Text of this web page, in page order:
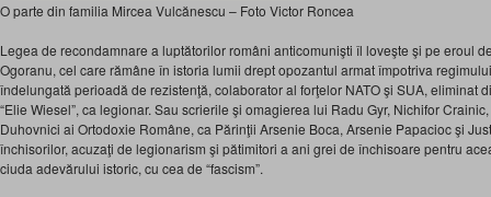
O parte din familia Mircea Vulcănescu – Foto Victor Roncea
Legea de recondamnare a luptătorilor români anticomunişti îl loveşte şi pe eroul
Ogoranu, cel care rămâne în istoria lumii drept opozantul armat împotriva
îndelungată perioadă de rezistenţă, colaborator al forţelor NATO şi SUA, eliminat
“Elie Wiesel”, ca legionar. Sau scrierile şi omagierea lui Radu Gyr, Nichifor
Duhovnici ai Ortodoxie Române, ca Părinţii Arsenie Boca, Arsenie Papacioc şi
închisorilor, acuzaţi de legionarism şi pătimitori a ani grei de închisoare pentru
ciuda adevărului istoric, cu cea de “fascism”.